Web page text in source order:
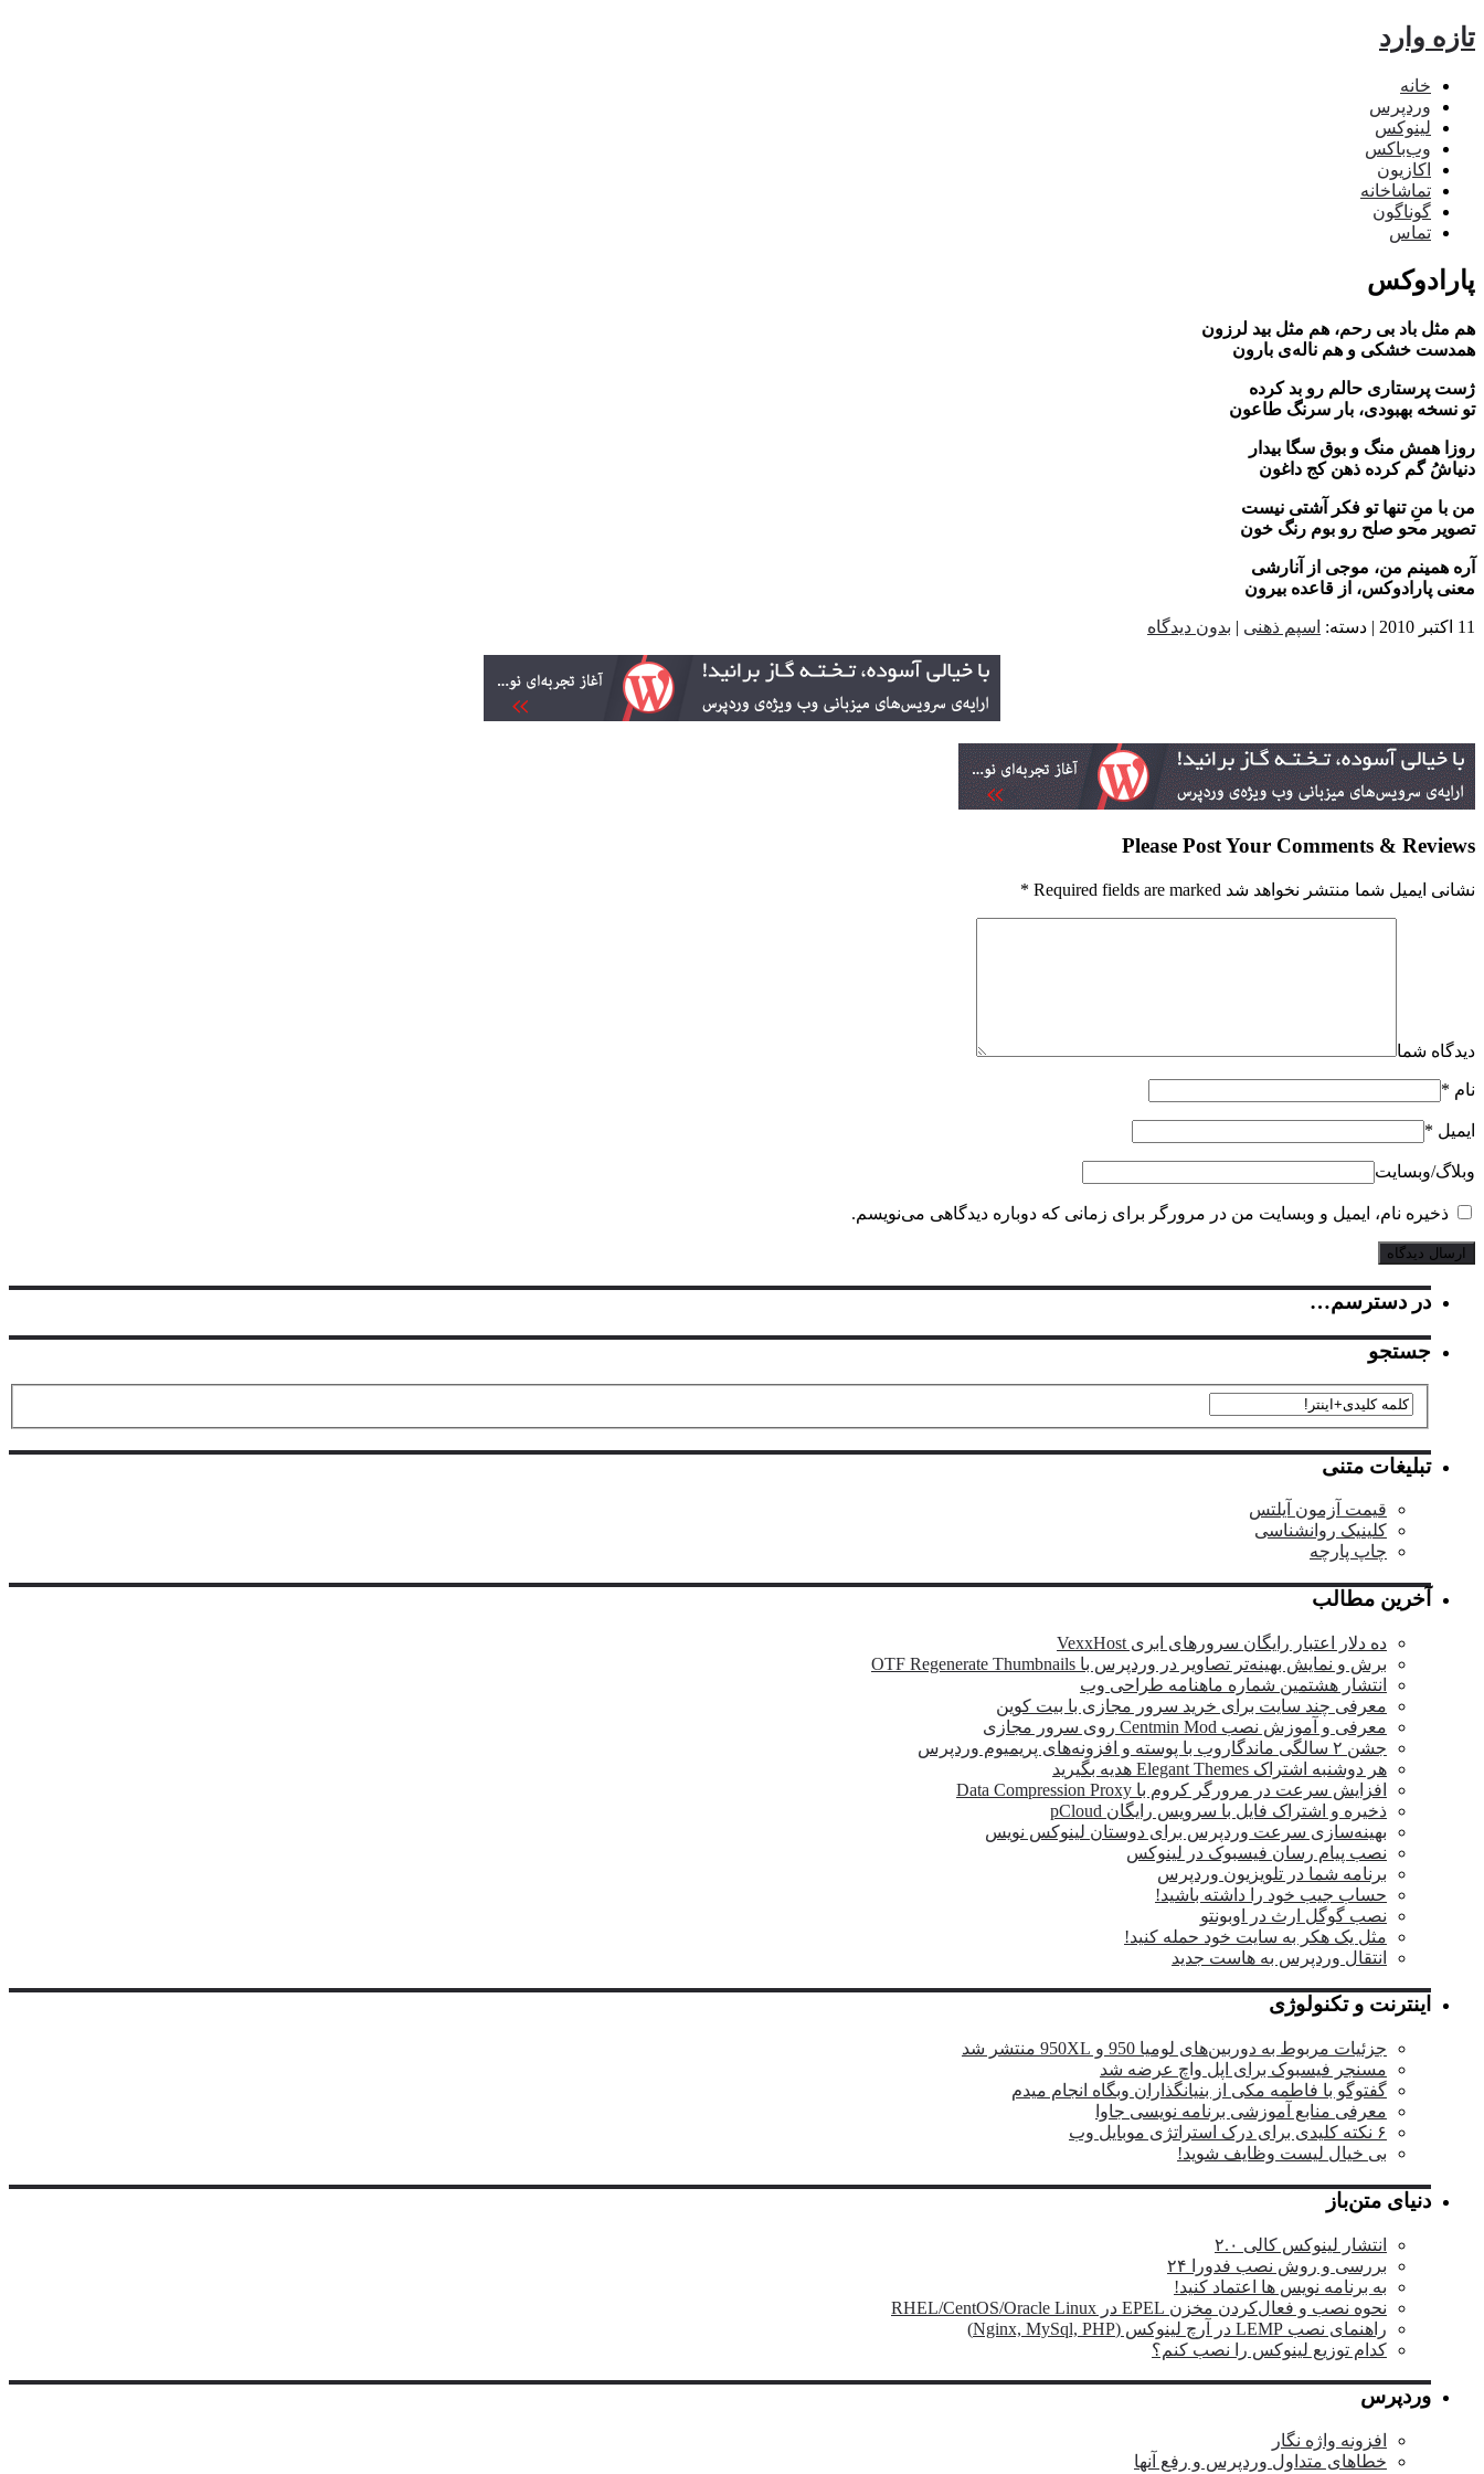
تازه وارد
خانه
وردپرس
لینوکس
وب‌باکس
اکازیون
تماشاخانه
گوناگون
تماس
پارادوکس
هم مثل باد بی رحم، هم مثل بید لرزون
همدست خشکی و هم ناله‌ی بارون
ژست پرستاری حالم رو بد کرده
تو نسخه بهبودی، بار سرنگ طاعون
روزا همش منگ و بوق سگا بیدار
دنیاشُ گم کرده ذهن کج داغون
من با منِ تنها تو فکر آشتی نیست
تصویر محو صلح رو بوم رنگ خون
آره همینم من، موجی از آنارشی
معنی پارادوکس، از قاعده بیرون
11 اکتبر 2010 | دسته: اسپم ذهنی | بدون دیدگاه
Please Post Your Comments & Reviews
نشانی ایمیل شما منتشر نخواهد شد Required fields are marked *
دیدگاه شما
نام *
ایمیل *
وبلاگ‌/‌وبسایت
ذخیره نام، ایمیل و وبسایت من در مرورگر برای زمانی که دوباره دیدگاهی می‌نویسم.
در دسترسم…
جستجو
تبلیغات متنی
قیمت آزمون آیلتس
کلینیک روانشناسی
چاپ پارچه
آخرین مطالب
ده دلار اعتبار رایگان سرورهای ابری VexxHost
برش و نمایش بهینه‌تر تصاویر در وردپرس با OTF Regenerate Thumbnails
انتشار هشتمین شماره ماهنامه طراحی وب
معرفی چند سایت برای خرید سرور مجازی با بیت کوین
معرفی و آموزش نصب Centmin Mod روی سرور مجازی
جشن ۲ سالگی ماندگار‌وب با پوسته و افزونه‌های پریمیوم وردپرس
هر دوشنبه اشتراک Elegant Themes هدیه بگیرید
افزایش سرعت در مرورگر کروم با Data Compression Proxy
ذخیره و اشتراک فایل با سرویس رایگان pCloud
بهینه‌سازی سرعت وردپرس برای دوستان لینوکس نویس
نصب پیام رسان فیسبوک در لینوکس
برنامه شما در تلویزیون وردپرس
حساب جیب خود را داشته باشید!
نصب گوگل ارث در اوبونتو
مثل یک هکر به سایت خود حمله کنید!
انتقال وردپرس به هاست جدید
اینترنت و تکنولوژی
جزئیات مربوط به دوربین‌های لومیا 950 و 950XL منتشر شد
مسنجر فیسبوک برای اپل واچ عرضه شد
گفتوگو با فاطمه مکی از بنیانگذاران وبگاه انجام میدم
معرفی منابع آموزشی برنامه نویسی جاوا
۶ نکته کلیدی برای درک استراتژی موبایل وب
بی خیال لیست وظایف شوید!
دنیای متن‌باز
انتشار لینوکس کالی ۲.۰
بررسی و روش نصب فدورا ۲۴
به برنامه نویس ها اعتماد کنید!
نحوه نصب و فعال‌کردن مخزن EPEL در RHEL/CentOS/Oracle Linux
راهنمای نصب LEMP در آرچ لینوکس (Nginx, MySql, PHP)
کدام توزیع لینوکس را نصب کنم؟
وردپرس
افزونه واژه نگار
خطاهای متداول وردپرس و رفع آنها